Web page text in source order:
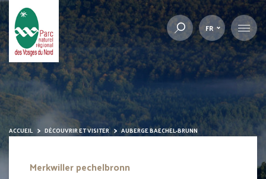
FR
ACCUEIL DÉCOUVRIR ET VISITER AUBERGE BAECHEL-BRUNN
Merkwiller pechelbronn